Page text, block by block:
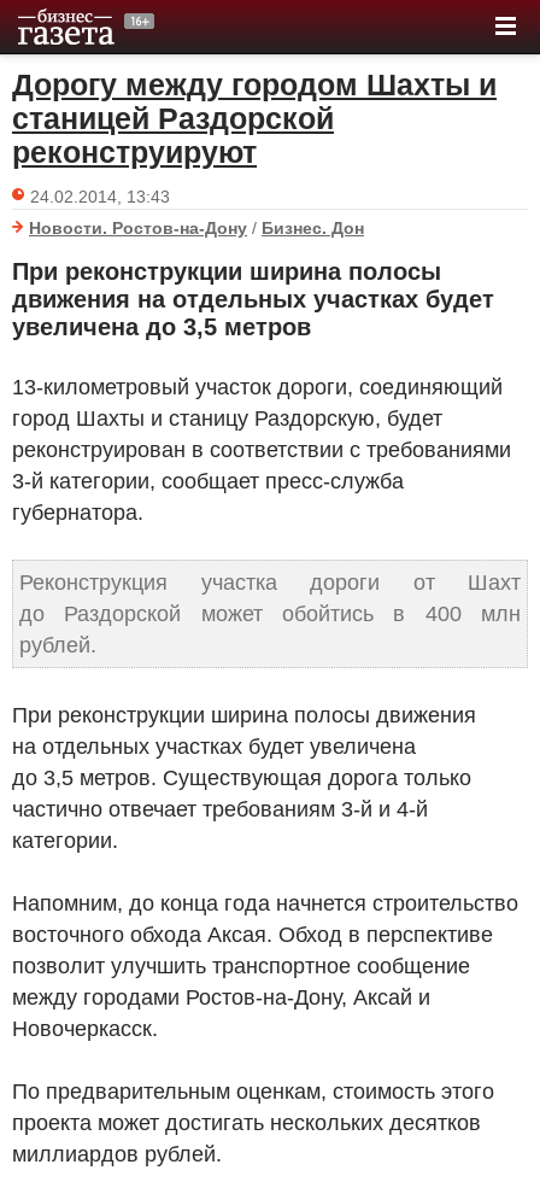
Дорогу между городом Шахты и
станицей Раздорской
реконструируют
24.02.2014, 13:43
Новости. Ростов-на-Дону / Бизнес. Дон
При реконструкции ширина полосы
движения на отдельных участках будет
увеличена до 3,5 метров
13-километровый участок дороги, соединяющий
город Шахты и станицу Раздорскую, будет
реконструирован в соответствии с требованиями
3-й категории, сообщает пресс-служба
губернатора.
Реконструкция участка дороги от Шахт
до Раздорской может обойтись в 400 млн
рублей.
При реконструкции ширина полосы движения
на отдельных участках будет увеличена
до 3,5 метров. Существующая дорога только
частично отвечает требованиям 3-й и 4-й
категории.
Напомним, до конца года начнется строительство
восточного обхода Аксая. Обход в перспективе
позволит улучшить транспортное сообщение
между городами Ростов-на-Дону, Аксай и
Новочеркасск.
По предварительным оценкам, стоимость этого
проекта может достигать нескольких десятков
миллиардов рублей.